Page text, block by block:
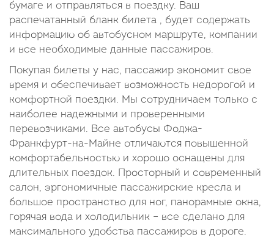
бумаге и отправляться в поездку. Ваш
распечатанный бланк билета , будет содержать
информацию об автобусном маршруте, компании
и все необходимые данные пассажиров.
Покупая билеты у нас, пассажир экономит свое
время и обеспечивает возможность недорогой и
комфортной поездки. Мы сотрудничаем только с
наиболее надежными и проверенными
перевозчиками. Все автобусы Фоджа-
Франкфурт-на-Майне отличаются повышенной
комфортабельностью и хорошо оснащены для
длительных поездок. Просторный и современный
салон, эргономичные пассажирские кресла и
большое пространство для ног, панорамные окна,
горячая вода и холодильник – все сделано для
максимального удобства пассажиров в дороге.